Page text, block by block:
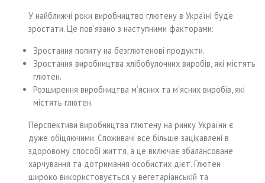
У найближчі роки виробництво глютену в Україні буде
зростати. Це пов’язано з наступними факторами:
Зростання попиту на безглютенові продукти.
Зростання виробництва хлібобулочних виробів, які містять
глютен.
Розширення виробництва м’ясних та м’ясних виробів, які
містять глютен.
Перспективи виробництва глютену на ринку України є
дуже обіцяючими. Споживачі все більше зацікавлені в
здоровому способі життя, а це включає збалансоване
харчування та дотримання особистих дієт. Глютен
широко використовується у вегетаріанській та